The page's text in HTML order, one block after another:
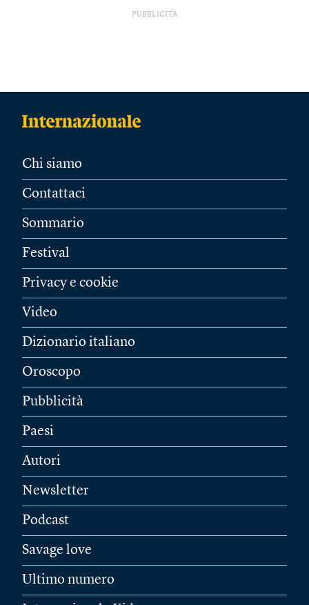
PUBBLICITÀ
Chi siamo
Contattaci
Sommario
Festival
Privacy e cookie
Video
Dizionario italiano
Oroscopo
Pubblicità
Paesi
Autori
Newsletter
Podcast
Savage love
Ultimo numero